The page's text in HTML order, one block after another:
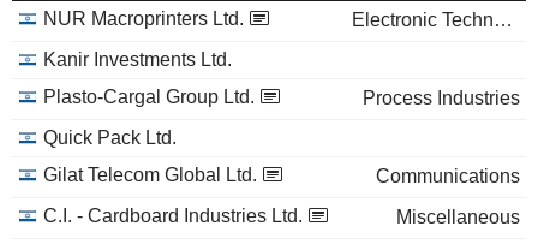
NUR Macroprinters Ltd.
Electronic Technology
Kanir Investments Ltd.
Plasto-Cargal Group Ltd.
Process Industries
Quick Pack Ltd.
Gilat Telecom Global Ltd.
Communications
C.I. - Cardboard Industries Ltd.
Miscellaneous